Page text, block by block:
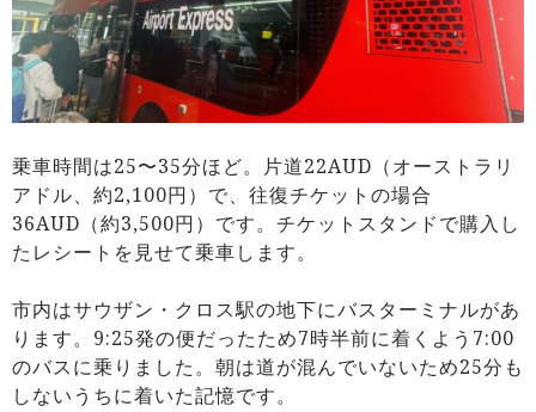
乗車時間は25〜35分ほど。片道22AUD（オーストラリ
アドル、約2,100円）で、往復チケットの場合
36AUD（約3,500円）です。チケットスタンドで購入し
たレシートを見せて乗車します。
市内はサウザン・クロス駅の地下にバスターミナルがあ
ります。9:25発の便だったため7時半前に着くよう7:00
のバスに乗りました。朝は道が混んでいないため25分も
しないうちに着いた記憶です。